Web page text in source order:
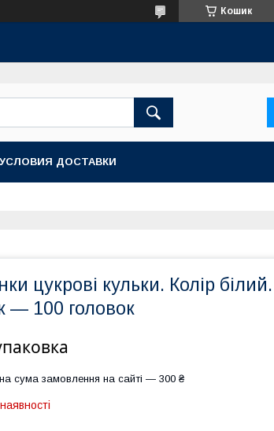
Кошик
УСЛОВИЯ ДОСТАВКИ
цукрові кульки. Колір
— 100 головок
сума замовлення на сайті — 300 ₴